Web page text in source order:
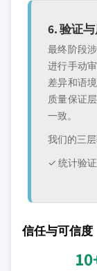
6. 验证
最终阶段
进行手动
差异和语
质量保证
一致。
我们的三
✓ 统计验证
信任与可信度